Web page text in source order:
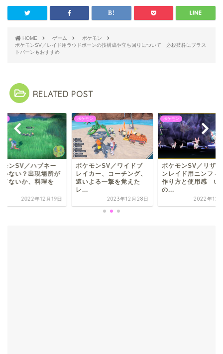
HOME ゲーム
ポケモン
ポケモンSV／レイド用ラウドボーンの技構成や立ち回りについて 必殺技枠にブラス
トバーンもおすすめ
RELATED POST
モンSV／ハブネー
いない？出現場所が
てないか、料理を
2022年12月19日
ポケモン
ポケモンSV／ワイドブ
レイカー、コーチング、
這いよる一撃を覚えた
レ...
2023年12月28日
ポケモン
ポケモンSV／リザ
ンレイド用ニンフィ
作り方と使用感 い
の...
2022年12